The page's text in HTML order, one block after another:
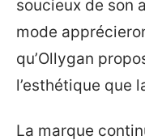
soucieux de son
mode
qu’Ollygan
l’esthétique que
La marque